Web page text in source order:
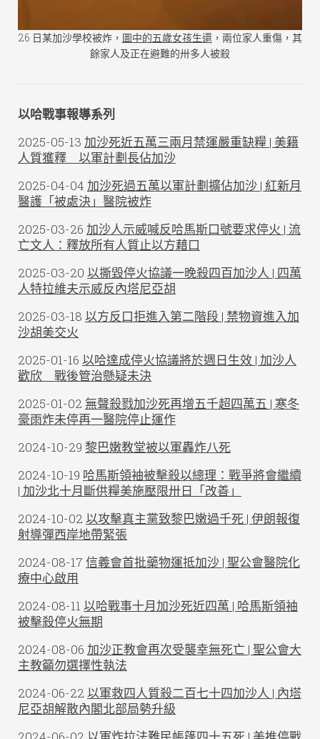
26 日某加沙學校被炸， 圖中的五歲女孩生還，兩位家人重傷，其
餘家人及正在避難的卅多人被殺
以哈戰事報導系列
2025-05-13 加沙死近五萬三兩月禁運嚴重缺糧 | 美籍
人質獲釋 以軍計劃長佔加沙
2025-04-04 加沙死過五萬以軍計劃擴佔加沙 | 紅新月
醫護「被處決」醫院被炸
2025-03-26 加沙人示威喊反哈馬斯口號要求停火 | 流
亡文人：釋放所有人質止以方藉口
2025-03-20 以撕毀停火協議一晚殺四百加沙人 | 四萬
人特拉維夫示威反內塔尼亞胡
2025-03-18 以方反口拒進入第二階段 | 禁物資進入加
沙胡美交火
2025-01-16 以哈達成停火協議將於週日生效 | 加沙人
歡欣 戰後管治懸疑未決
2025-01-02 無聲殺戮加沙死再增五千超四萬五 | 寒冬
豪雨炸未停再一醫院停止運作
2024-10-29 黎巴嫩教堂被以軍轟炸八死
2024-10-19 哈馬斯領袖被擊殺以總理：戰爭將會繼續
| 加沙北十月斷供糧美施壓限卅日「改善」
2024-10-02 以攻擊真主黨致黎巴嫩過千死 | 伊朗報復
射導彈西岸地帶緊張
2024-08-17 信義會首批藥物運抵加沙 | 聖公會醫院化
療中心啟用
2024-08-11 以哈戰事十月加沙死近四萬 | 哈馬斯領袖
被擊殺停火無期
2024-08-06 加沙正教會再次受襲幸無死亡 | 聖公會大
主教籲勿選擇性執法
2024-06-22 以軍救四人質殺二百七十四加沙人 | 內塔
尼亞胡解散內閣北部局勢升級